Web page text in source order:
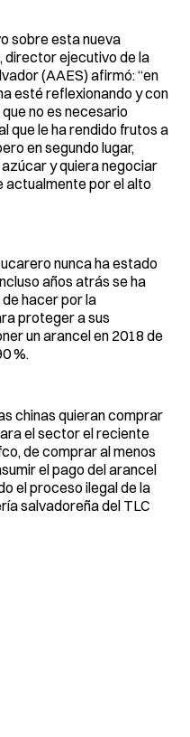
sobre esta nueva
director ejecutivo de la
(AAES) afirmó: “en
esté reflexionando y con
no es necesario
que le ha rendido frutos a
en segundo lugar,
y quiera negociar
actualmente por el alto
nunca ha estado
años atrás se ha
hacer por la
proteger a sus
un arancel en 2018 de
%.
chinas quieran comprar
el sector el reciente
de comprar al menos
el pago del arancel
el proceso ilegal de la
salvadoreña del TLC